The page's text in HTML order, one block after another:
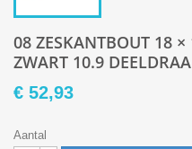
08 ZESKANTBOUT 18
ZWART 10.9
€ 52,93
Aantal